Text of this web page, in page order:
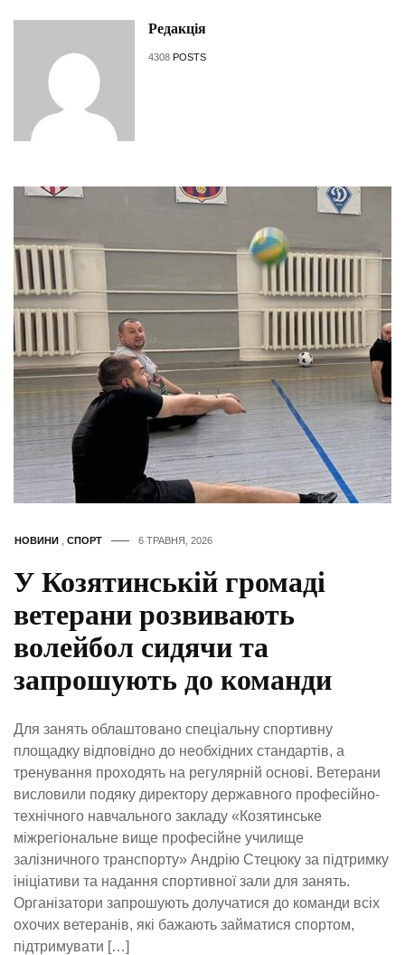
Редакція
4308 POSTS
НОВИНИ СПОРТ 6 ТРАВНЯ, 2026
У Козятинській громаді
ветерани розвивають
волейбол сидячи та
запрошують до команди
Для занять облаштовано спеціальну спортивну
площадку відповідно до необхідних стандартів, а
тренування проходять на регулярній основі. Ветерани
висловили подяку директору державного професійно-
технічного навчального закладу «Козятинське
міжрегіональне вище професійне училище
залізничного транспорту» Андрію Стецюку за підтримку
ініціативи та надання спортивної зали для занять.
Організатори запрошують долучатися до команди всіх
охочих ветеранів, які бажають займатися спортом,
підтримувати […]